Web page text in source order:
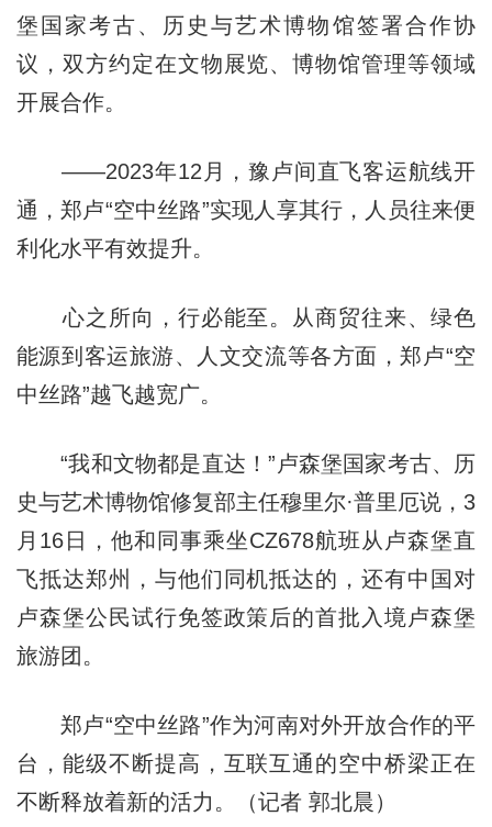
堡国家考古、历史与艺术博物馆签署合作协
议，双方约定在文物展览、博物馆管理等领域
开展合作。
——2023年12月，豫卢间直飞客运航线开
通，郑卢“空中丝路”实现人享其行，人员往来便
利化水平有效提升。
心之所向，行必能至。从商贸往来、绿色
能源到客运旅游、人文交流等各方面，郑卢“空
中丝路”越飞越宽广。
“我和文物都是直达！”卢森堡国家考古、历
史与艺术博物馆修复部主任穆里尔·普里厄说，3
月16日，他和同事乘坐CZ678航班从卢森堡直
飞抵达郑州，与他们同机抵达的，还有中国对
卢森堡公民试行免签政策后的首批入境卢森堡
旅游团。
郑卢“空中丝路”作为河南对外开放合作的平
台，能级不断提高，互联互通的空中桥梁正在
不断释放着新的活力。（记者 郭北晨）